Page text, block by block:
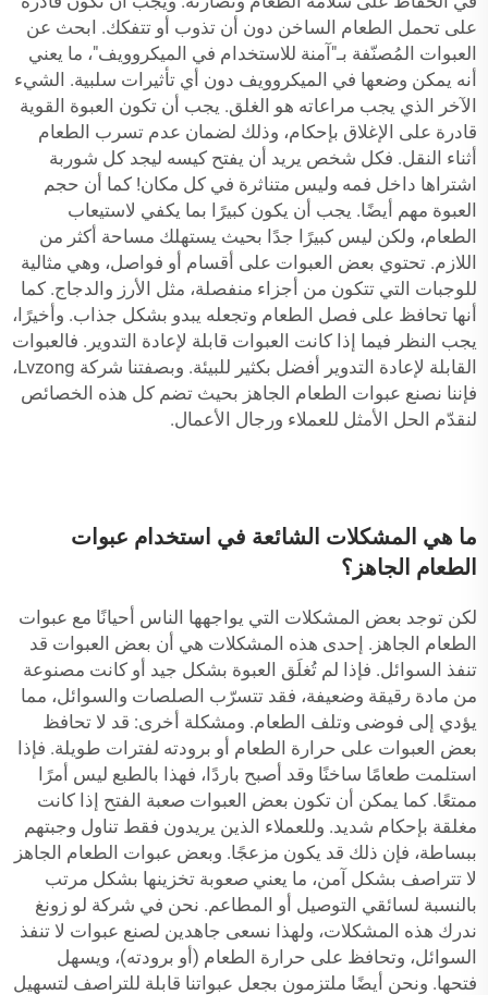
على تحمل الطعام الساخن دون أن تذوب أو تتفكك. ابحث عن
العبوات المُصنّفة بـ"آمنة للاستخدام في الميكروويف"، ما يعني
أنه يمكن وضعها في الميكروويف دون أي تأثيرات سلبية. الشيء
الآخر الذي يجب مراعاته هو الغلق. يجب أن تكون العبوة القوية
قادرة على الإغلاق بإحكام، وذلك لضمان عدم تسرب الطعام
أثناء النقل. فكل شخص يريد أن يفتح كيسه ليجد كل شوربة
اشتراها داخل فمه وليس متناثرة في كل مكان! كما أن حجم
العبوة مهم أيضًا. يجب أن يكون كبيرًا بما يكفي لاستيعاب
الطعام، ولكن ليس كبيرًا جدًا بحيث يستهلك مساحة أكثر من
اللازم. تحتوي بعض العبوات على أقسام أو فواصل، وهي مثالية
للوجبات التي تتكون من أجزاء منفصلة، مثل الأرز والدجاج. كما
أنها تحافظ على فصل الطعام وتجعله يبدو بشكل جذاب. وأخيرًا،
يجب النظر فيما إذا كانت العبوات قابلة لإعادة التدوير. فالعبوات
القابلة لإعادة التدوير أفضل بكثير للبيئة. وبصفتنا شركة Lvzong،
فإننا نصنع عبوات الطعام الجاهز بحيث تضم كل هذه الخصائص
لنقدّم الحل الأمثل للعملاء ورجال الأعمال.
ما هي المشكلات الشائعة في استخدام عبوات
الطعام الجاهز؟
لكن توجد بعض المشكلات التي يواجهها الناس أحيانًا مع عبوات
الطعام الجاهز. إحدى هذه المشكلات هي أن بعض العبوات قد
تنفذ السوائل. فإذا لم تُغلَق العبوة بشكل جيد أو كانت مصنوعة
من مادة رقيقة وضعيفة، فقد تتسرّب الصلصات والسوائل، مما
يؤدي إلى فوضى وتلف الطعام. ومشكلة أخرى: قد لا تحافظ
بعض العبوات على حرارة الطعام أو برودته لفترات طويلة. فإذا
استلمت طعامًا ساخنًا وقد أصبح باردًا، فهذا بالطبع ليس أمرًا
ممتعًا. كما يمكن أن تكون بعض العبوات صعبة الفتح إذا كانت
مغلقة بإحكام شديد. وللعملاء الذين يريدون فقط تناول وجبتهم
ببساطة، فإن ذلك قد يكون مزعجًا. وبعض عبوات الطعام الجاهز
لا تتراصف بشكل آمن، ما يعني صعوبة تخزينها بشكل مرتب
بالنسبة لسائقي التوصيل أو المطاعم. نحن في شركة لو زونغ
ندرك هذه المشكلات، ولهذا نسعى جاهدين لصنع عبوات لا تنفذ
السوائل، وتحافظ على حرارة الطعام (أو برودته)، ويسهل
فتحها. ونحن أيضًا ملتزمون بجعل عبواتنا قابلة للتراصف لتسهيل